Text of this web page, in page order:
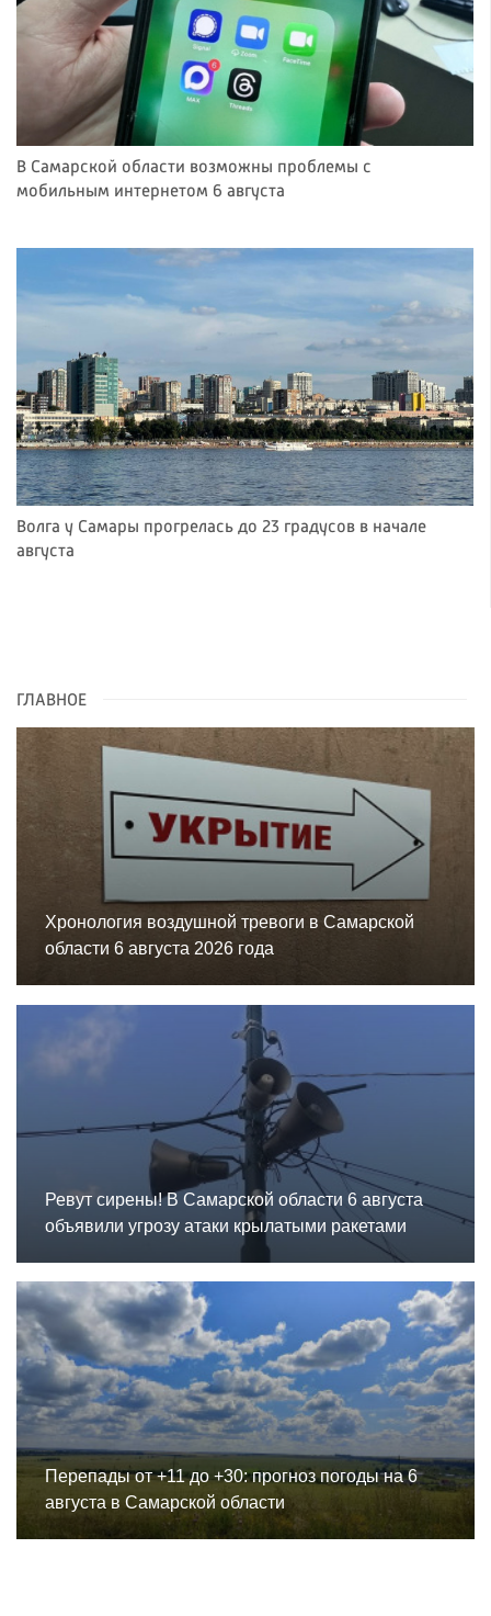
В Самарской области возможны проблемы с
мобильным интернетом 6 августа
Волга у Самары прогрелась до 23 градусов в начале
августа
ГЛАВНОЕ
Хронология воздушной тревоги в Самарской
области 6 августа 2026 года
Ревут сирены! В Самарской области 6 августа
объявили угрозу атаки крылатыми ракетами
Перепады от +11 до +30: прогноз погоды на 6
августа в Самарской области